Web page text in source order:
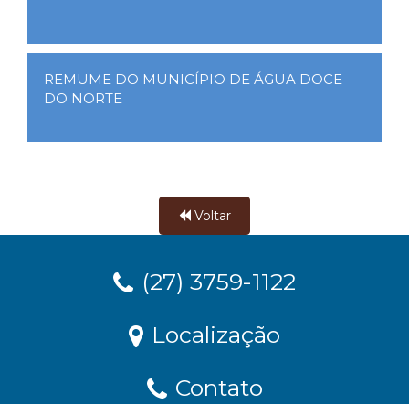
REMUME DO MUNICÍPIO DE ÁGUA DOCE
DO NORTE
Voltar
(27) 3759-1122
Localização
Contato